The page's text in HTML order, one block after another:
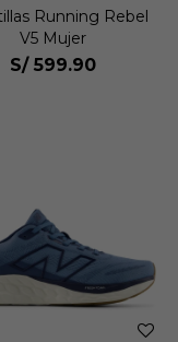
Running Rebel
V5 Mujer
S/ 599.90